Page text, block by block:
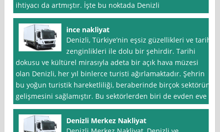
ihtiyacı da artmıştır. İşte bu noktada Denizli
ince nakliyat
Denizli, Türkiye’nin eşsiz güzellikleri ve tarihi
zenginlikleri ile dolu bir şehirdir. Tarihi
dokusu ve kültürel mirasıyla adeta bir açık hava müzesi
olan Denizli, her yıl binlerce turisti ağırlamaktadır. Şehrin
bu yoğun turistik hareketliliği, beraberinde birçok sektörün
gelişmesini sağlamıştır. Bu sektörlerden biri de evden eve
Denizli Merkez Nakliyat